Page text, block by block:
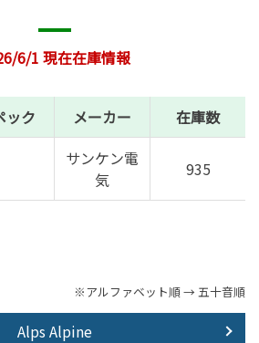
6/1 現在在庫情報
ック メーカー 在庫数
サンケン電
気
935
※アルファベット順 → 五十音順
Alps Alpine